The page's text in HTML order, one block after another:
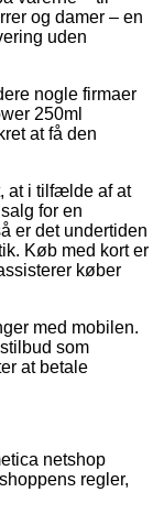
og damer – en
uden
nogle firmaer
250ml
at få den
at i tilfælde af at
for en
er det undertiden
Køb med kort er
køber
med mobilen.
som
at betale
netshop
regler,